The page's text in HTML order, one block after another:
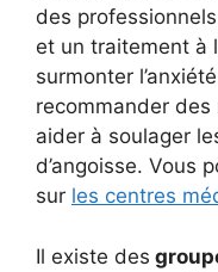
des
et un traitement à
surmonter
recommander
aider à soulager
d’angoisse. Vous
sur les centres
Il existe des